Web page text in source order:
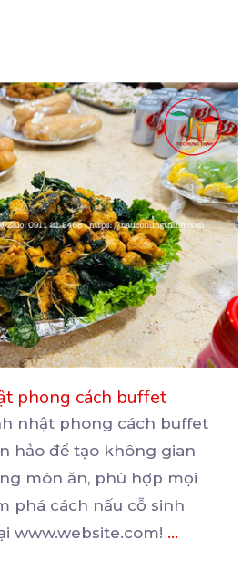
phong cách buffet
nhật phong cách buffet
hảo để tạo không gian
món ăn, phù hợp mọi
phá cách nấu cỗ sinh
www.website.com! ...